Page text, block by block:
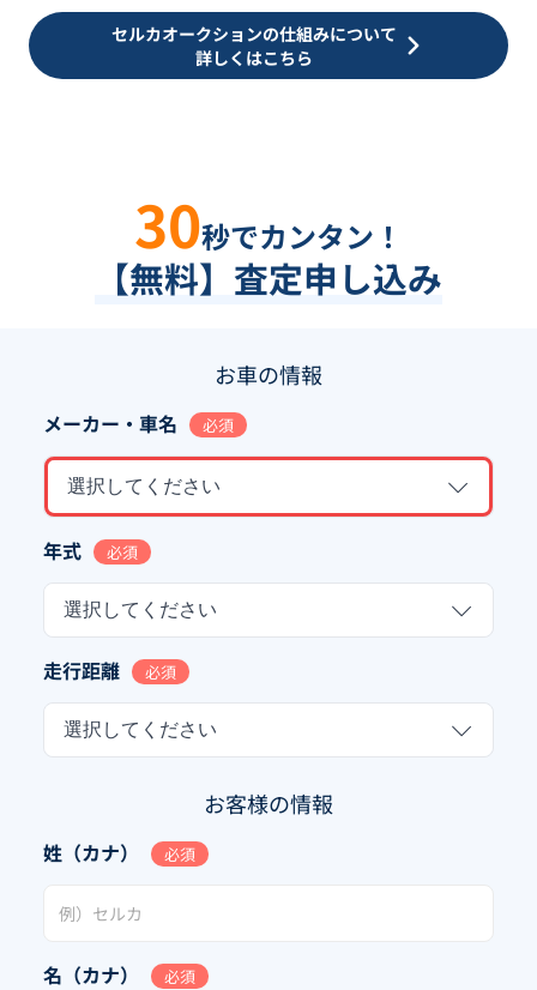
セルカオークションの仕組みについて
詳しくはこちら
30秒でカンタン！
【無料】査定申し込み
お車の情報
メーカー・車名 必須
選択してください
年式 必須
選択してください
走行距離 必須
選択してください
お客様の情報
姓（カナ） 必須
名（カナ） 必須